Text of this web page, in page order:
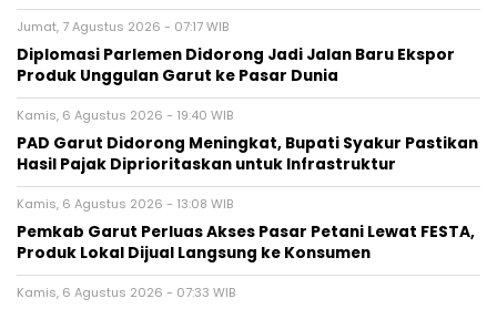
Jumat, 7 Agustus 2026 - 07:17 WIB
Diplomasi Parlemen Didorong Jadi Jalan Baru Ekspor
Produk Unggulan Garut ke Pasar Dunia
Kamis, 6 Agustus 2026 - 19:40 WIB
PAD Garut Didorong Meningkat, Bupati Syakur Pastikan
Hasil Pajak Diprioritaskan untuk Infrastruktur
Kamis, 6 Agustus 2026 - 13:08 WIB
Pemkab Garut Perluas Akses Pasar Petani Lewat FESTA,
Produk Lokal Dijual Langsung ke Konsumen
Kamis, 6 Agustus 2026 - 07:33 WIB